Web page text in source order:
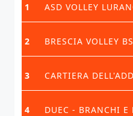
1 ASD VOLLEY
2 BRESCIA VOLLEY BS
3 CARTIERA
4 DUEC - BRANCHI E